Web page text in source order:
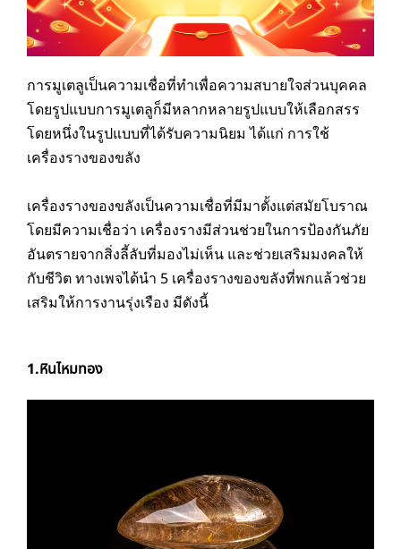
การมูเตลูเป็นความเชื่อที่ทำเพื่อความสบายใจส่วนบุคคล
โดยรูปแบบการมูเตลูก็มีหลากหลายรูปแบบให้เลือกสรร
โดยหนึ่งในรูปแบบที่ได้รับความนิยม ได้แก่ การใช้
เครื่องรางของขลัง
เครื่องรางของขลังเป็นความเชื่อที่มีมาตั้งแต่สมัยโบราณ
โดยมีความเชื่อว่า เครื่องรางมีส่วนช่วยในการป้องกันภัย
อันตรายจากสิ่งลี้ลับที่มองไม่เห็น และช่วยเสริมมงคลให้
กับชีวิต ทางเพจได้นำ 5 เครื่องรางของขลังที่พกแล้วช่วย
เสริมให้การงานรุ่งเรือง มีดังนี้
1.หินไหมทอง